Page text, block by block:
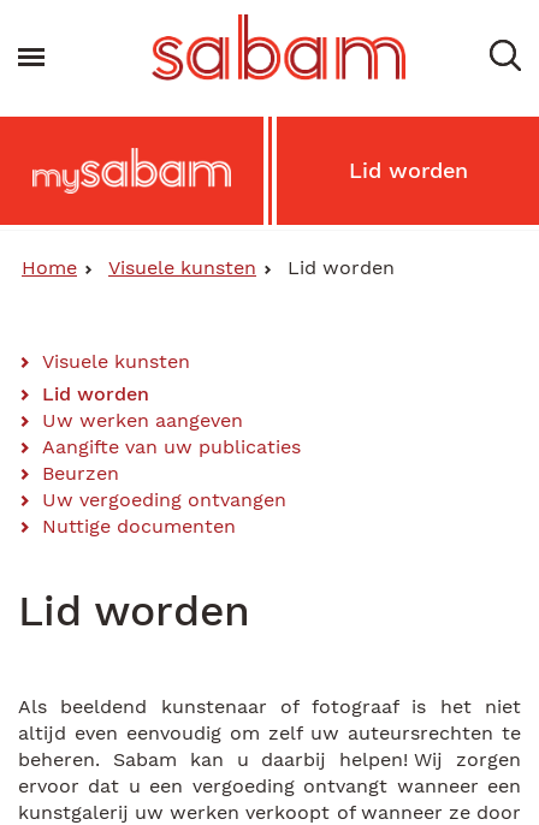
naar
inhoud
Main
Secondary
Menu
MySabam Lid worden
Navigatie wisselen
Home Visuele kunsten Lid worden
Main
Content
Menu
Visuele kunsten
Lid worden
Uw werken aangeven
Aangifte van uw publicaties
Beurzen
Uw vergoeding ontvangen
Nuttige documenten
Lid worden
Als beeldend kunstenaar of fotograaf is het niet
altijd even eenvoudig om zelf uw auteursrechten te
beheren. Sabam kan u daarbij helpen! Wij zorgen
ervoor dat u een vergoeding ontvangt wanneer een
kunstgalerij uw werken verkoopt of wanneer ze door